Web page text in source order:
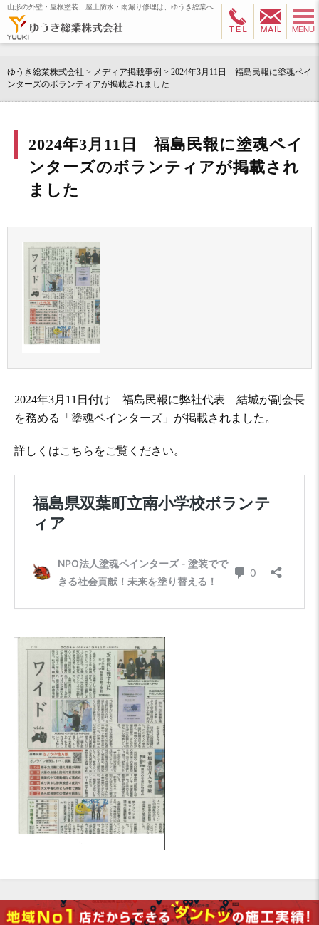
山形の外壁・屋根塗装、屋上防水・雨漏り修理は、ゆうき総業へ
ゆうき総業株式会社 > メディア掲載事例 > 2024年3月11日 福島民報に塗魂ペイ
ンターズのボランティアが掲載されました
2024年3月11日 福島民報に塗魂ペイ
ンターズのボランティアが掲載され
ました
2024年3月11日付け 福島民報に弊社代表 結城が副会長
を務める「塗魂ペインターズ」が掲載されました。
詳しくはこちらをご覧ください。